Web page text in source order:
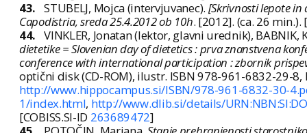
43. STUBELJ, Mojca (intervjuvanec). [Skrivnosti lepote in
Capodistria, sreda 25.4.2012 ob 10h. [2012]. (ca. 26 min.).
44. VINKLER, Jonatan (lektor, glavni urednik),
dietetike = Slovenian day of dietetics : prva znanstvena
conference with international participation : zbornik
optični disk (CD-ROM), ilustr. ISBN 978-961-6832-29-
http://www.hippocampus.si/ISBN/978-961-6832-30-
1/index.html, http://www.dlib.si/details/
[COBISS.SI-ID 263689472]